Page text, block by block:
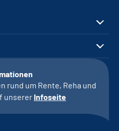
rund um Rente, Reha und
unserer Infoseite